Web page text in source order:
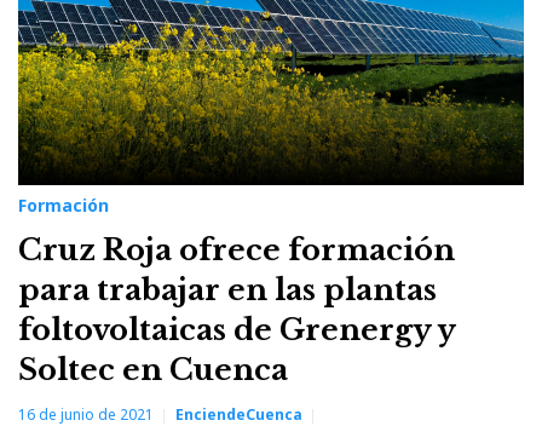
Formación
Cruz Roja ofrece formación
para trabajar en las plantas
foltovoltaicas de Grenergy y
Soltec en Cuenca
16 de junio de 2021 EnciendeCuenca